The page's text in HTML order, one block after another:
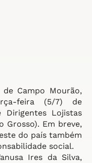
Campo Mourão,
feira (5/7) de
Dirigentes Lojistas
Grosso). Em breve,
do país também
social.
Ires da Silva,